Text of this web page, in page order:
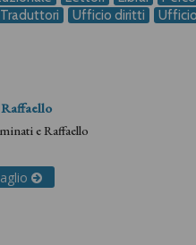
Traduttori Ufficio diritti
eRaffaello